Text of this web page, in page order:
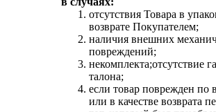
отсутствия Товара в
возврате Покупателем;
наличия внешних
повреждений;
некомплекта;отсутствие
талона;
если товар поврежден по
или в качестве возврата